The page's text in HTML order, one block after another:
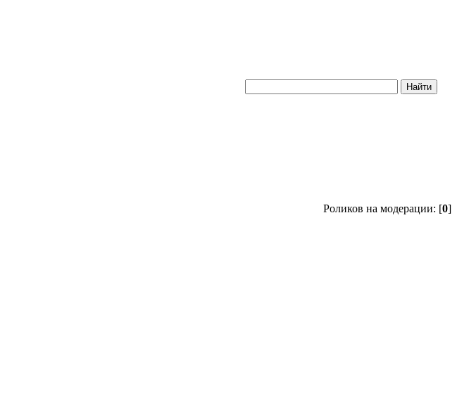
Роликов на модерации: [0]